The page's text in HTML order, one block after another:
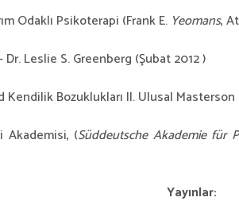
Odaklı Psikoterapi (Frank E. Yeomans,
Leslie S. Greenberg (Şubat 2012 )
Kendilik Bozuklukları II. Ulusal
Akademisi, (Süddeutsche Akademie für
Yayınlar: